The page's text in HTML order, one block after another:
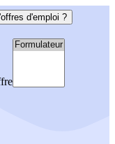
d'emploi ?